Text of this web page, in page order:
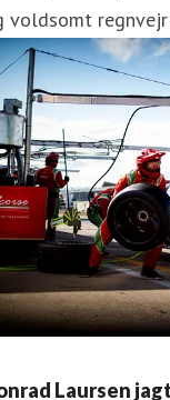
voldsomt
Laursen